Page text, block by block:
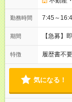
勤務時間 7:45～
期間 【急募】
特徴 履歴書不要
気になる！